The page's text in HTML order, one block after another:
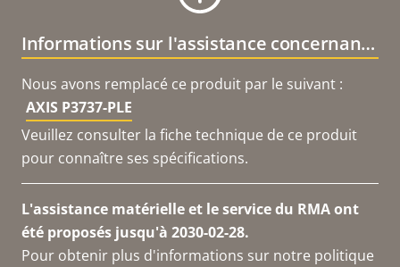
Informations sur l'assistance concernant le produit
Nous avons remplacé ce produit par le suivant :
AXIS P3737-PLE
Veuillez consulter la fiche technique de ce produit
pour connaître ses spécifications.
L'assistance matérielle et le service du RMA ont
été proposés jusqu'à 2030-02-28.
Pour obtenir plus d'informations sur notre politique